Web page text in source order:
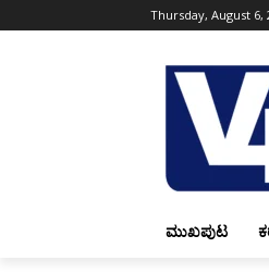
Thursday, August 6,
ಮುಖಪುಟ